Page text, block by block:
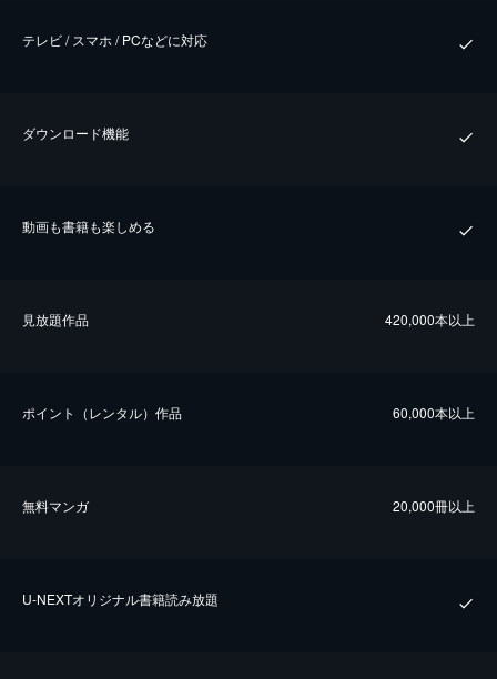
テレビ / スマホ / PCなどに対応
ダウンロード機能
動画も書籍も楽しめる
⾒放題作品 420,000本以上
ポイント（レンタル）作品 60,000本以上
無料マンガ 20,000冊以上
U-NEXTオリジナル書籍読み放題